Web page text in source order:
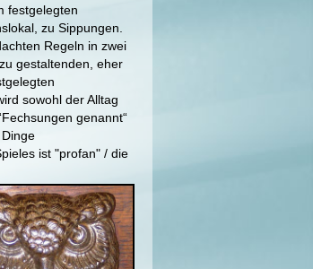
festgelegten
zu Sippungen.
Regeln in zwei
gestaltenden, eher
sowohl der Alltag
genannt“
ist "profan" / die